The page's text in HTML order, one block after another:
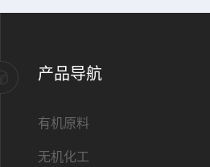
产品导航
有机原料
无机化工